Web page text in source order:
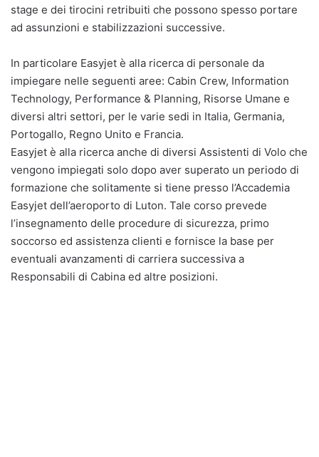
stage e dei tirocini retribuiti che possono spesso portare
ad assunzioni e stabilizzazioni successive.
In particolare Easyjet è alla ricerca di personale da
impiegare nelle seguenti aree: Cabin Crew, Information
Technology, Performance & Planning, Risorse Umane e
diversi altri settori, per le varie sedi in Italia, Germania,
Portogallo, Regno Unito e Francia.
Easyjet è alla ricerca anche di diversi Assistenti di Volo che
vengono impiegati solo dopo aver superato un periodo di
formazione che solitamente si tiene presso l’Accademia
Easyjet dell’aeroporto di Luton. Tale corso prevede
l’insegnamento delle procedure di sicurezza, primo
soccorso ed assistenza clienti e fornisce la base per
eventuali avanzamenti di carriera successiva a
Responsabili di Cabina ed altre posizioni.